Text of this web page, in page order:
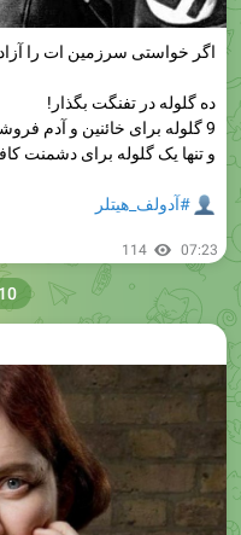
اگر خواستی سرزمین ات را
ده گلوله در تفنگت بگذار!
9 گلوله برای خائنین و آدم فروشان
و تنها یک گلوله برای دشمنت
#آدولف_هیتلر
114 07:23